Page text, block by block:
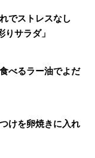
でストレスなし
サラダ」
べるラー油でよだ
けを卵焼きに入れ